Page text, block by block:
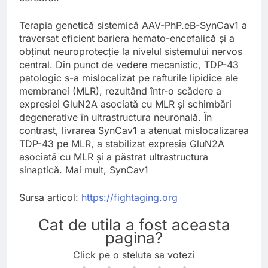
Terapia genetică sistemică AAV-PhP.eB-SynCav1 a
traversat eficient bariera hemato-encefalică și a
obținut neuroprotecție la nivelul sistemului nervos
central. Din punct de vedere mecanistic, TDP-43
patologic s-a mislocalizat pe rafturile lipidice ale
membranei (MLR), rezultând într-o scădere a
expresiei GluN2A asociată cu MLR și schimbări
degenerative în ultrastructura neuronală. În
contrast, livrarea SynCav1 a atenuat mislocalizarea
TDP-43 pe MLR, a stabilizat expresia GluN2A
asociată cu MLR și a păstrat ultrastructura
sinaptică. Mai mult, SynCav1
Sursa articol: https://fightaging.org
Cat de utila a fost aceasta
pagina?
Click pe o steluta sa votezi